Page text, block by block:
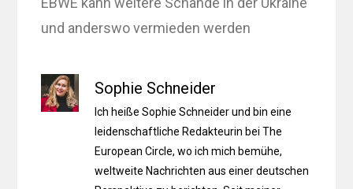
und anderswo vermieden werden
Sophie Schneider
Ich heiße Sophie Schneider und bin eine
leidenschaftliche Redakteurin bei The
European Circle, wo ich mich bemühe,
weltweite Nachrichten aus einer deutschen